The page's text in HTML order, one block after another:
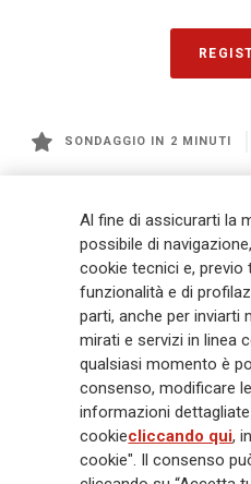
SONDAGGIO IN 2 MINUTI
management a livello globale, con
miliardi e € 900 miliardi di AUM nel
mila dipendenti e 163 mila agenti che
Gruppo ha una posizione di
crescente in Asia e America. Al
impegno Lifetime Partner verso i
innovative e personalizzate,
capacità di distribuzione globale
completamente integrato la
l'obiettivo di creare valore per tutti gli
società più equa e resiliente.
Al fine di assicurarti la
possibile di
cookie tecnici e, previo
funzionalità e di
parti, anche per inviarti
mirati e servizi in linea
qualsiasi momento è
consenso, modificare
informazioni dettagliate
cookiecliccando qui,
cookie". Il consenso